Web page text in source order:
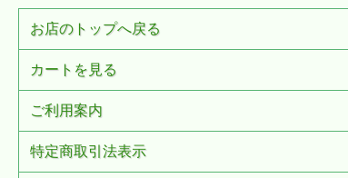
お店のトップへ戻る
カートを見る
ご利用案内
特定商取引法表示